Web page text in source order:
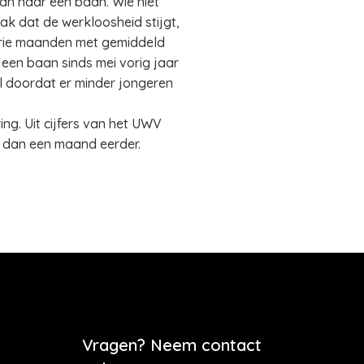
dat de werkloosheid stijgt,
maanden met gemiddeld
baan sinds mei vorig jaar
doordat er minder jongeren
Uit cijfers van het UWV
een maand eerder.
Vragen? Neem contact